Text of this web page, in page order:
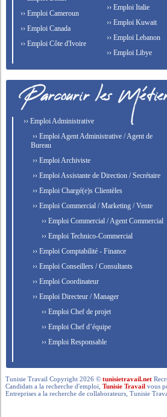
›› Emploi Cameroun
›› Emploi Canada
›› Emploi Côte d'Ivoire
›› Emploi Italie
›› Emploi Kuwait
›› Emploi Lebanon
›› Emploi Libye
›› Emploi Administrative
›› Emploi Agent Administrative / Agent de
Bureau
›› Emploi Archiviste
›› Emploi Assistante de Direction / Secrétaire
›› Emploi Chargé(e)s Clientèles
›› Emploi Commercial / Marketing / Vente
›› Emploi Commercial / Agent Commercial
›› Emploi Technico-Commercial
›› Emploi Comptabilité - Finance
›› Emploi Conseillers / Consultants
›› Emploi Coordinateur
›› Emploi Directeur / Manager
›› Emploi Chef de projet
›› Emploi Chef d’équipe
›› Emploi Responsable
Tunisie Travail Copyright 2026 ©tunisietravail.net
Candidats a la recherche d'emploi,Tunisie Travail vous
Entreprises a la recherche de collaborateurs, Tunisie